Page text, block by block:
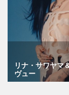
リナ・サワヤマ
ヴュー